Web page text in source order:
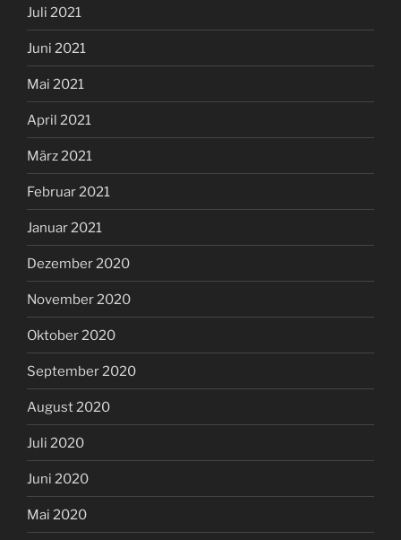
Juli 2021
Juni 2021
Mai 2021
April 2021
März 2021
Februar 2021
Januar 2021
Dezember 2020
November 2020
Oktober 2020
September 2020
August 2020
Juli 2020
Juni 2020
Mai 2020